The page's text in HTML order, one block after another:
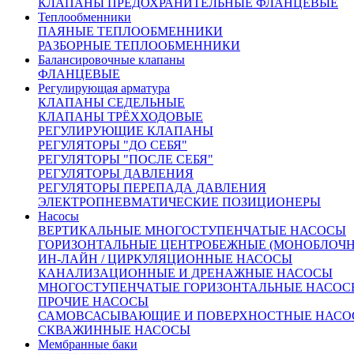
Теплообменники
ПАЯНЫЕ ТЕПЛООБМЕННИКИ
РАЗБОРНЫЕ ТЕПЛООБМЕННИКИ
Балансировочные клапаны
ФЛАНЦЕВЫЕ
Регулирующая арматура
КЛАПАНЫ СЕДЕЛЬНЫЕ
КЛАПАНЫ ТРЁХХОДОВЫЕ
РЕГУЛИРУЮЩИЕ КЛАПАНЫ
РЕГУЛЯТОРЫ "ДО СЕБЯ"
РЕГУЛЯТОРЫ "ПОСЛЕ СЕБЯ"
РЕГУЛЯТОРЫ ДАВЛЕНИЯ
РЕГУЛЯТОРЫ ПЕРЕПАДА ДАВЛЕНИЯ
ЭЛЕКТРОПНЕВМАТИЧЕСКИЕ ПОЗИЦИОНЕРЫ
Насосы
ВЕРТИКАЛЬНЫЕ МНОГОСТУПЕНЧАТЫЕ НАСОСЫ
ГОРИЗОНТАЛЬНЫЕ ЦЕНТРОБЕЖНЫЕ
ИН-ЛАЙН / ЦИРКУЛЯЦИОННЫЕ НАСОСЫ
КАНАЛИЗАЦИОННЫЕ И ДРЕНАЖНЫЕ НАСОСЫ
МНОГОСТУПЕНЧАТЫЕ ГОРИЗОНТАЛЬНЫЕ
ПРОЧИЕ НАСОСЫ
САМОВСАСЫВАЮЩИЕ И ПОВЕРХНОСТНЫЕ
СКВАЖИННЫЕ НАСОСЫ
Мембранные баки
монтажных элементов зависят от выбранных характеристик
конкретного товара и могут отличаться от изображения
на сайте.
Количество:
От 65 727 руб.
(цена с НДС)
Запросить счёт Купить в 1 клик
Другие диаметры:
Ду15 62809.00
Характеристики
Доставка и оплата:
Похожие товары:
Описание
Редукционные клапаны ADCA PRW25I